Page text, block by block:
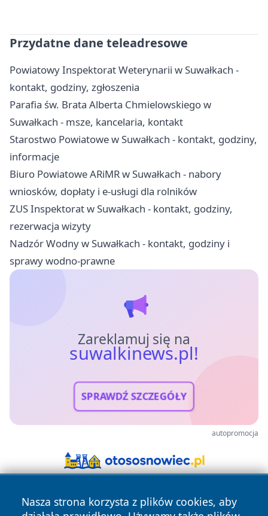
Przydatne dane teleadresowe
Powiatowy Inspektorat Weterynarii w Suwałkach -
kontakt, godziny, zgłoszenia
Parafia św. Brata Alberta Chmielowskiego w
Suwałkach - msze, kancelaria, kontakt
Starostwo Powiatowe w Suwałkach - kontakt, godziny,
informacje
Biuro Powiatowe ARiMR w Suwałkach - nabory
wniosków, dopłaty i e-usługi dla rolników
ZUS Inspektorat w Suwałkach - kontakt, godziny,
rezerwacja wizyty
Nadzór Wodny w Suwałkach - kontakt, godziny i
sprawy wodno-prawne
Zareklamuj się na
suwalkinews.pl!
SPRAWDŹ SZCZEGÓŁY
autopromocja
Nasza strona korzysta z plików cookies, aby